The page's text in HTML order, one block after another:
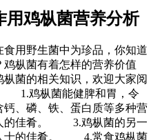
用鸡枞菌营养分析
用野生菌中为珍品，你知道
枞菌有着怎样的营养价值
菌的相关知识，欢迎大家阅
鸡枞菌能健脾和胃，令
、磷、铁、蛋白质等多种营
的佳肴。 3.鸡枞菌的另一
士的佳肴。 4.常食鸡枞菌